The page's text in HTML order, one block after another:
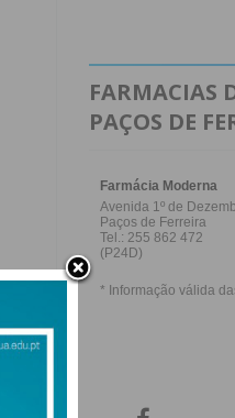
FARMACIAS
PAÇOS DE